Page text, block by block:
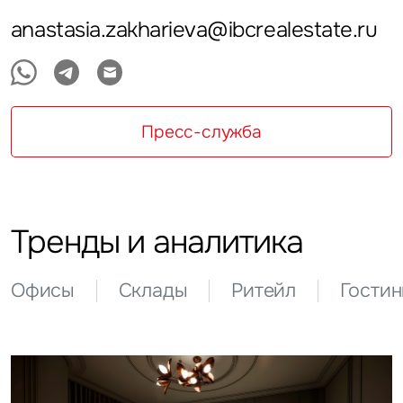
anastasia.zakharieva@ibcrealestate.ru
Пресс-служба
Тренды и аналитика
Офисы Склады Ритейл